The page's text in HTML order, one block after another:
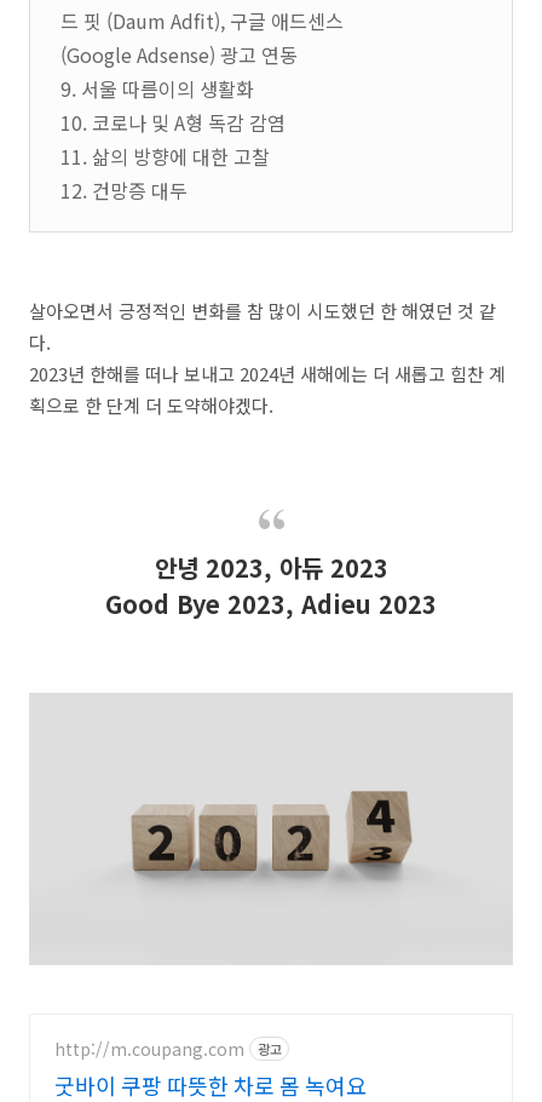
드 핏 (Daum Adfit), 구글 애드센스
(Google Adsense) 광고 연동
9. 서울 따름이의 생활화
10. 코로나 및 A형 독감 감염
11. 삶의 방향에 대한 고찰
12. 건망증 대두
살아오면서 긍정적인 변화를 참 많이 시도했던 한 해였던 것 같
다.
2023년 한해를 떠나 보내고 2024년 새해에는 더 새롭고 힘찬 계
획으로 한 단계 더 도약해야겠다.
안녕 2023, 아듀 2023
Good Bye 2023, Adieu 2023
http://m.coupang.com 광고
굿바이 쿠팡 따뜻한 차로 몸 녹여요